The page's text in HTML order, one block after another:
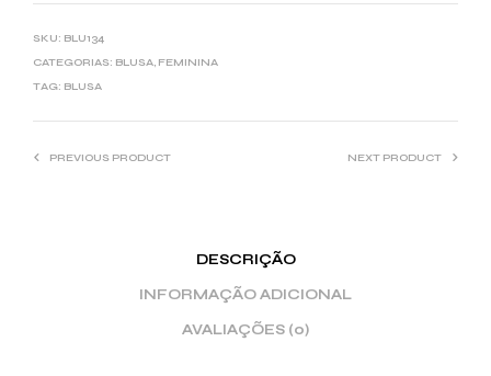
SKU: BLU134
CATEGORIAS: BLUSA, FEMININA
TAG: BLUSA
PREVIOUS PRODUCT NEXT PRODUCT
DESCRIÇÃO
INFORMAÇÃO ADICIONAL
AVALIAÇÕES (0)